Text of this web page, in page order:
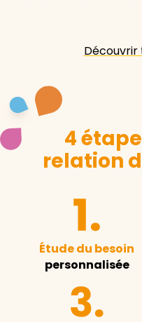
Découvrir
4
relation
Étude du besoin
personnalisée